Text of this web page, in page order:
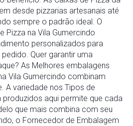
desde pizzarias artesanais até
sempre o padrão ideal. O
Pizza na Vila Gumercindo
personalizados para
Quer garantir uma
As Melhores embalagens
Vila Gumercindo combinam
A variedade nos Tipos de
produzidos aqui permite que cada
que mais combina com seu
o Fornecedor de Embalagem